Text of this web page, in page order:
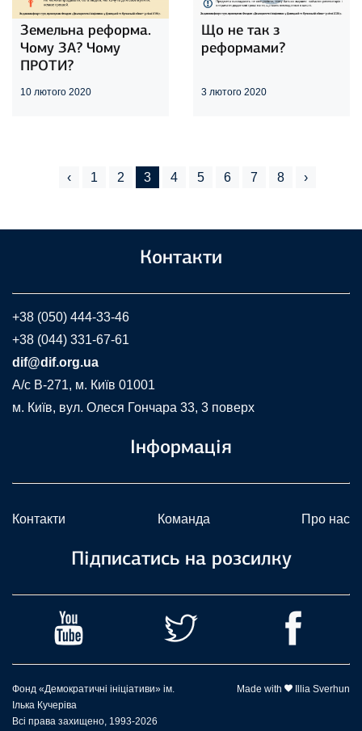
Земельна реформа.
Чому ЗА? Чому
ПРОТИ?
10 лютого 2020
Що не так з
реформами?
3 лютого 2020
‹ 1 2 3 4 5 6 7 8 ›
Контакти
+38 (050) 444-33-46
+38 (044) 331-67-61
dif@dif.org.ua
A/c В-271, м. Київ 01001
м. Київ, вул. Олеся Гончара 33, 3 поверх
Інформація
Контакти Команда Про нас
Підписатись на розсилку
Фонд «Демократичні ініціативи» ім.
Ілька Кучеріва
Всі права захищено, 1993-2026
Made with Illia Sverhun